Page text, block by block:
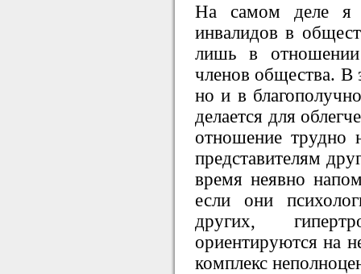
На самом деле я
инвалидов в
лишь в
членов общества. В
но и в
делается для
отношение трудно
представителям
время неявно
если они
других,
ориентируются на
комплекс